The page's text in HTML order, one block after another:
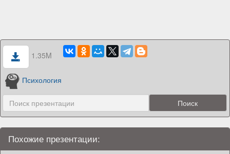
1.35M
Психология
Похожие презентации: